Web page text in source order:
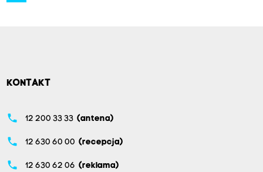
KONTAKT
phone 12 200 33 33 (antena)
phone 12 630 60 00 (recepcja)
phone 12 630 62 06 (reklama)